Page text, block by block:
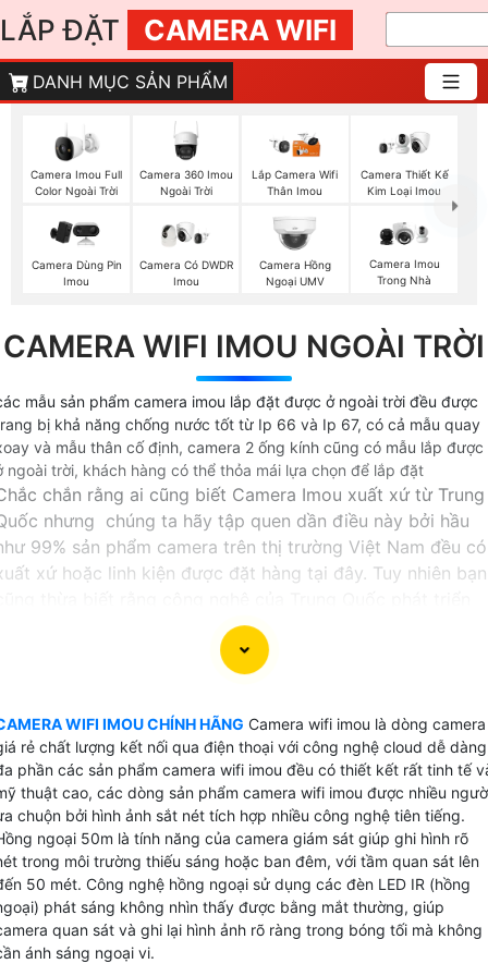
LẮP ĐẶT CAMERA WIFI
DANH MỤC SẢN PHẨM
Camera Imou Full
Color Ngoài Trời
Camera 360 Imou
Ngoài Trời
Lắp Camera Wifi
Thân Imou
Camera Thiết Kế
Kim Loại Imou
Camera Dùng Pin
Imou
Camera Có DWDR
Imou
Camera Hồng
Ngoại UMV
Camera Imou
Trong Nhà
CAMERA WIFI IMOU NGOÀI TRỜI
mẫu sản phẩm camera imou lắp đặt được ở ngoài trời đều được
bị khả năng chống nước tốt từ Ip 66 và Ip 67, có cả mẫu quay
và mẫu thân cố định, camera 2 ống kính cũng có mẫu lắp được
ngoài trời, khách hàng có thể thỏa mái lựa chọn để lắp đặt
chắn rằng ai cũng biết Camera Imou xuất xứ từ Trung
nhưng chúng ta hãy tập quen dần điều này bởi hầu
99% sản phẩm camera trên thị trường Việt Nam đều có
xứ hoặc linh kiện được đặt hàng tại đây. Tuy nhiên bạn
trong những năm gần đâu và vương lên đứng thứ 2
Dahua là những sản phâm camera wifi chất lượng cao
hợp nhiều công nghệ của thương hiệu Dahua nhưng chỉ
xuất những sản phẩm wifi chuyên dụng do đó nâng cao
lượng hoặt động của dòng sản phẩm camera Imou.
wifi imou dễ dàng cài đặt và bảo mât cao, là dòng
phẩm camera thương hiệu top 10 thế giới về camera
sát và hệ thống an ninh, Camera Imou cài đặt giám
điện thoại với công nghệ cloud và được bảo mật 2 lớ
đối an ninh.
WIFI IMOU CHÍNH HÃNG Camera wifi imou là dòng camera
rẻ chất lượng kết nối qua điện thoại với công nghệ cloud dễ
phần các sản phẩm camera wifi imou đều có thiết kết rất tinh tế
thuật cao, các dòng sản phẩm camera wifi imou được nhiều
chuộn bởi hình ảnh sắt nét tích hợp nhiều công nghệ tiên tiếng.
ngoại 50m là tính năng của camera giám sát giúp ghi hình rõ
trong môi trường thiếu sáng hoặc ban đêm, với tầm quan sát lên
50 mét. Công nghệ hồng ngoại sử dụng các đèn LED IR (hồng
phát sáng không nhìn thấy được bằng mắt thường, giúp
quan sát và ghi lại hình ảnh rõ ràng trong bóng tối mà không
ánh sáng ngoại vi.